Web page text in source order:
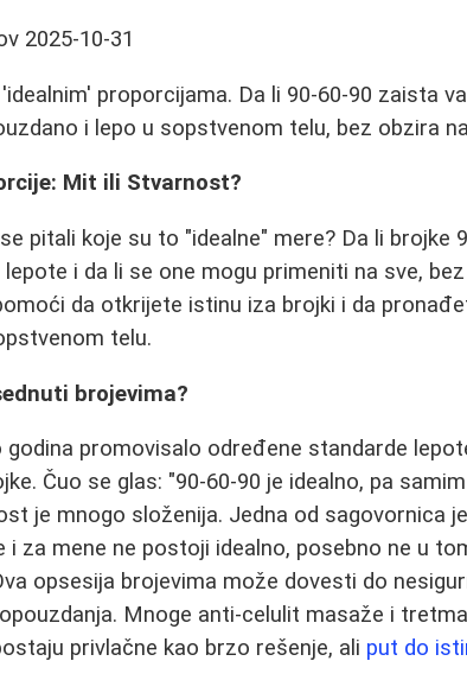
2025-10-31
proporcijama. Da li 90-60-90 zaista
i lepo u sopstvenom telu, bez obzira
Mit ili Stvarnost?
pitali koje su to "idealne" mere? Da li brojke
i da li se one mogu primeniti na sve,
da otkrijete istinu iza brojki i da
telu.
brojevima?
godina promovisalo određene standarde
Čuo se glas: "90-60-90 je idealno, pa
je mnogo složenija. Jedna od sagovornica
i za mene ne postoji idealno, posebno ne u
opsesija brojevima može dovesti do
Mnoge anti-celulit masaže i
privlačne kao brzo rešenje, ali put do